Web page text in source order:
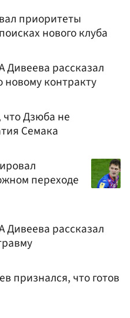
приоритеты
нового клуба
Дивеева рассказал
новому контракту
Дзюба не
Семака
переходе
Дивеева рассказал
признался, что готов